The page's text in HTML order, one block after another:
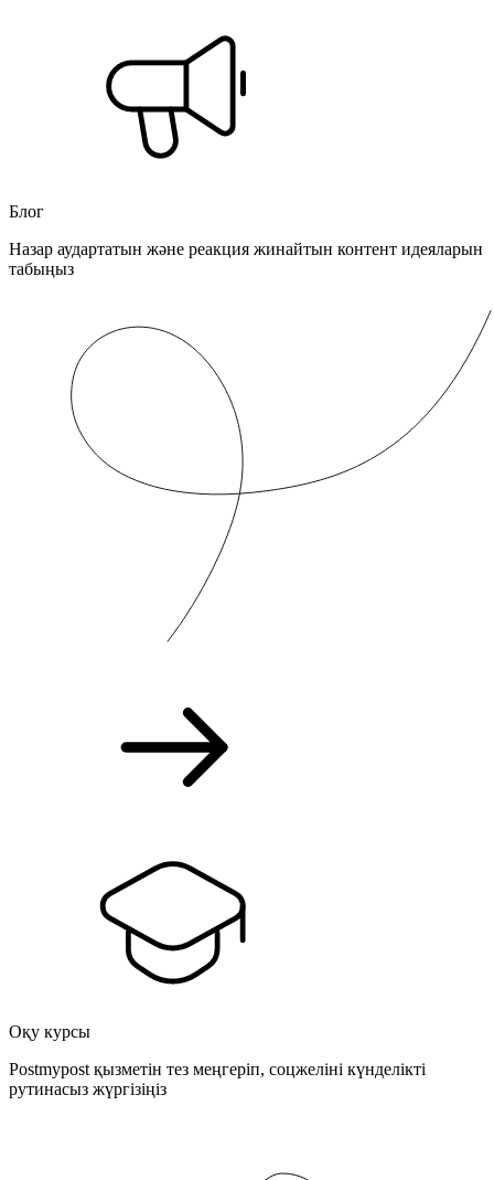
Блог
Назар аудартатын және реакция жинайтын контент идеяларын
табыңыз
Оқу курсы
Postmypost қызметін тез меңгеріп, соцжеліні күнделікті
рутинасыз жүргізіңіз